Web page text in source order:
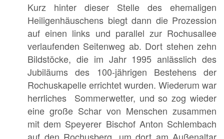
Kurz hinter dieser Stelle des ehemaligen
Heiligenhäuschens biegt dann die Prozession
auf einen links und parallel zur Rochusallee
verlaufenden Seitenweg ab. Dort stehen zehn
Bildstöcke, die im Jahr 1995 anlässlich des
Jubiläums des 100-jährigen Bestehens der
Rochuskapelle errichtet wurden. Wiederum war
herrliches Sommerwetter, und so zog wieder
eine große Schar von Menschen zusammen
mit dem Speyerer Bischof Anton Schlembach